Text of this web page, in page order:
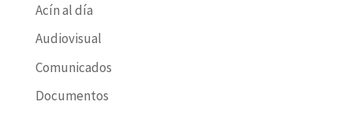
Acín al día
Audiovisual
Comunicados
Documentos